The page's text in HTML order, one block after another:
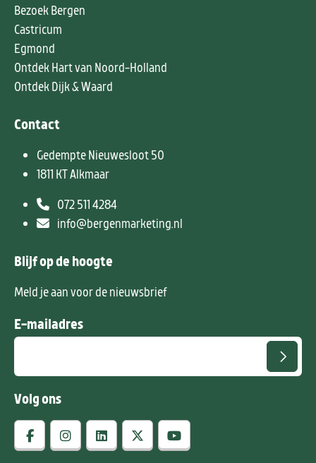
Bezoek Bergen
Castricum
Egmond
Ontdek Hart van Noord-Holland
Ontdek Dijk & Waard
Contact
Gedempte Nieuwesloot 50
1811 KT Alkmaar
072 511 4284
info@bergenmarketing.nl
Blijf op de hoogte
Meld je aan voor de nieuwsbrief
E-mailadres
Volg ons